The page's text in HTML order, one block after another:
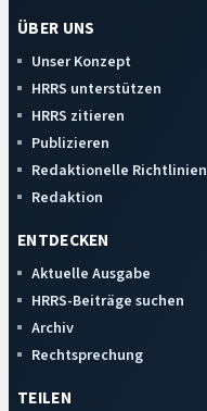
ÜBER UNS
Unser Konzept
HRRS unterstützen
HRRS zitieren
Publizieren
Redaktionelle Richtlinien
Redaktion
ENTDECKEN
Aktuelle Ausgabe
HRRS-Beiträge suchen
Archiv
Rechtsprechung
TEILEN